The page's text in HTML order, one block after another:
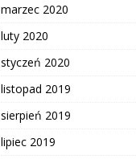
marzec 2020
luty 2020
styczeń 2020
listopad 2019
sierpień 2019
lipiec 2019